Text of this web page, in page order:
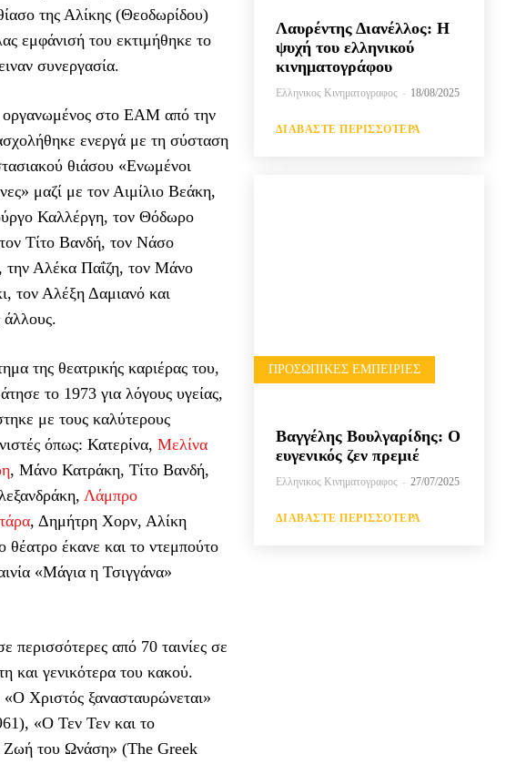
της Αλίκης (Θεοδωρίδου)
εμφάνισή του εκτιμήθηκε το
συνεργασία.
στο ΕΑΜ από την
ενεργά με τη σύσταση
θιάσου «Ενωμένοι
μαζί με τον Αιμίλιο Βεάκη,
Καλλέργη, τον Θόδωρο
Τίτο Βανδή, τον Νάσο
την Αλέκα Παΐζη, τον Μάνο
τον Αλέξη Δαμιανό και
άλλους.
της θεατρικής καριέρας του,
το 1973 για λόγους υγείας,
με τους καλύτερους
όπως: Κατερίνα, Μελίνα
, Μάνο Κατράκη, Τίτο Βανδή,
Λάμπρο
, Δημήτρη Χορν, Αλίκη
έκανε και το ντεμπούτο
«Μάγια η Τσιγγάνα»
περισσότερες από 70 ταινίες σε
και γενικότερα του κακού.
«Ο Χριστός ξανασταυρώνεται»
«Ο Τεν Τεν και το
του Ωνάση» (The Greek
Λαυρέντης Διανέλλος: Η
ψυχή του ελληνικού
κινηματογράφου
Ελληνικος Κινηματογραφος - 18/08/2025
ΔΙΑΒΆΣΤΕ ΠΕΡΙΣΣΌΤΕΡΑ
ΠΡΟΣΩΠΙΚΈΣ ΕΜΠΕΙΡΊΕΣ
Βαγγέλης Βουλγαρίδης: Ο
ευγενικός ζεν πρεμιέ
Ελληνικος Κινηματογραφος - 27/07/2025
ΔΙΑΒΆΣΤΕ ΠΕΡΙΣΣΌΤΕΡΑ